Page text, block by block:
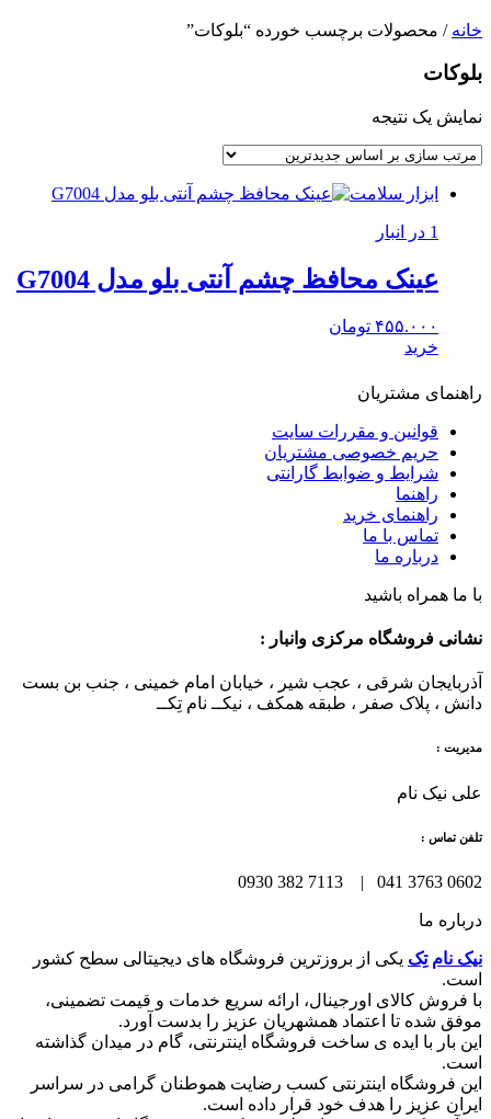
خانه / محصولات برچسب خورده “بلوکات”
بلوکات
نمایش یک نتیجه
ابزار سلامت
1 در انبار
عینک محافظ چشم آنتی بلو مدل G7004
۴۵۵.۰۰۰ تومان
خرید
راهنمای مشتریان
قوانین و مقررات سایت
حریم خصوصی مشتریان
شرایط و ضوابط گارانتی
راهنما
راهنمای خرید
تماس با ما
درباره ما
با ما همراه باشید
نشانی فروشگاه مرکزی وانبار :
آذربایجان شرقی ، عجب شیر ، خیابان امام خمینی ، جنب بن بست
دانش ، پلاک صفر ، طبقه همکف ، نیکــ نام تِکــ
مدیریت :
علی نیک نام
تلفن تماس :
0602 3763 041 | 7113 382 0930
درباره ما
نیک نام تِک یکی از بروزترین فروشگاه های دیجیتالی سطح کشور
است.
با فروش کالای اورجینال، ارائه سریع خدمات و قیمت تضمینی،
موفق شده تا اعتماد همشهریان عزیز را بدست آورد.
این بار با ایده ی ساخت فروشگاه اینترنتی، گام در میدان گذاشته
است.
این فروشگاه اینترنتی کسب رضایت هموطنان گرامی در سراسر
ایران عزیز را هدف خود قرار داده است.